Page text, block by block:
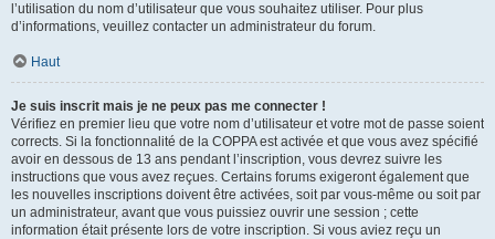
l’utilisation du nom d’utilisateur que vous souhaitez utiliser. Pour plus
d’informations, veuillez contacter un administrateur du forum.
Haut
Je suis inscrit mais je ne peux pas me connecter !
Vérifiez en premier lieu que votre nom d’utilisateur et votre mot de passe soient
corrects. Si la fonctionnalité de la COPPA est activée et que vous avez spécifié
avoir en dessous de 13 ans pendant l’inscription, vous devrez suivre les
instructions que vous avez reçues. Certains forums exigeront également que
les nouvelles inscriptions doivent être activées, soit par vous-même ou soit par
un administrateur, avant que vous puissiez ouvrir une session ; cette
information était présente lors de votre inscription. Si vous aviez reçu un